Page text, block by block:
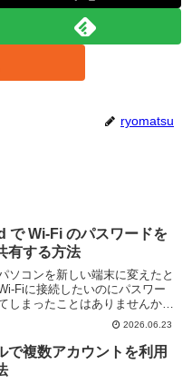
ryomatsu
で Wi-Fi のパスワードを
有する方法
ソコンを新しい端末に変えたと
Fiに接続したいのにパスワー
しまったことはありませんか？
は、現在接続しているWi-Fiのパ
画面上で簡単に確認することが
今回は、Andro...
2026.06.23
で複数アカウントを利用